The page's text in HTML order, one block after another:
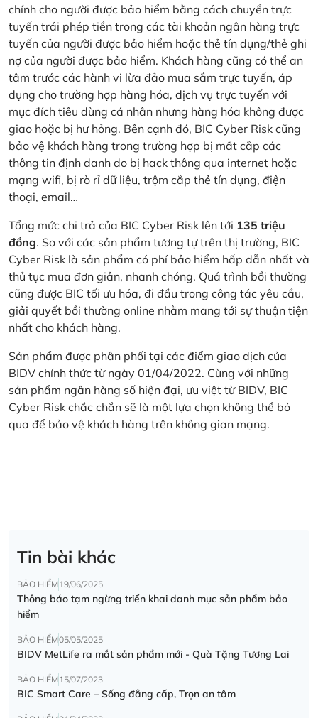
chính cho người được bảo hiểm bằng cách chuyển trực
tuyến trái phép tiền trong các tài khoản ngân hàng trực
tuyến của người được bảo hiểm hoặc thẻ tín dụng/thẻ ghi
nợ của người được bảo hiểm. Khách hàng cũng có thể an
tâm trước các hành vi lừa đảo mua sắm trực tuyến, áp
dụng cho trường hợp hàng hóa, dịch vụ trực tuyến với
mục đích tiêu dùng cá nhân nhưng hàng hóa không được
giao hoặc bị hư hỏng. Bên cạnh đó, BIC Cyber Risk cũng
bảo vệ khách hàng trong trường hợp bị mất cắp các
thông tin định danh do bị hack thông qua internet hoặc
mạng wifi, bị rò rỉ dữ liệu, trộm cắp thẻ tín dụng, điện
thoại, email…
Tổng mức chi trả của BIC Cyber Risk lên tới 135 triệu
đồng. So với các sản phẩm tương tự trên thị trường, BIC
Cyber Risk là sản phẩm có phí bảo hiểm hấp dẫn nhất và
thủ tục mua đơn giản, nhanh chóng. Quá trình bồi thường
cũng được BIC tối ưu hóa, đi đầu trong công tác yêu cầu,
giải quyết bồi thường online nhằm mang tới sự thuận tiện
nhất cho khách hàng.
Sản phẩm được phân phối tại các điểm giao dịch của
BIDV chính thức từ ngày 01/04/2022. Cùng với những
sản phẩm ngân hàng số hiện đại, ưu việt từ BIDV, BIC
Cyber Risk chắc chắn sẽ là một lựa chọn không thể bỏ
qua để bảo vệ khách hàng trên không gian mạng.
Tin bài khác
BẢO HIỂM19/06/2025
Thông báo tạm ngừng triển khai danh mục sản phẩm bảo
hiểm
BẢO HIỂM05/05/2025
BIDV MetLife ra mắt sản phẩm mới - Quà Tặng Tương Lai
BẢO HIỂM15/07/2023
BIC Smart Care – Sống đẳng cấp, Trọn an tâm